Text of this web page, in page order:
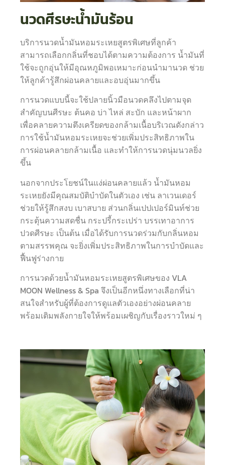
นวดศีรษะน้ำมันร้อน
บริการนวดน้ำมันหอมระเหยสูตรพิเศษที่ลูกค้า
สามารถเลือกกลิ่นที่ชอบได้ตามความต้องการ น้ำมันที่
ใช้จะถูกอุ่นให้มีอุณหภูมิพอเหมาะก่อนนำมานวด ช่วย
ให้ลูกค้ารู้สึกผ่อนคลายและอบอุ่นมากขึ้น
การนวดแบบนี้จะใช้ปลายนิ้วมือนวดคลึงไปตามจุด
สำคัญบนศีรษะ ต้นคอ บ่า ไหล่ สะบัก และหน้าผาก
เพื่อคลายความตึงเครียดของกล้ามเนื้อบริเวณดังกล่าว
การใช้น้ำมันหอมระเหยจะช่วยเพิ่มประสิทธิภาพใน
การผ่อนคลายกล้ามเนื้อ และทำให้การนวดนุ่มนวลยิ่ง
ขึ้น
นอกจากประโยชน์ในแง่ผ่อนคลายแล้ว น้ำมันหอม
ระเหยยังมีคุณสมบัติบำบัดในตัวเอง เช่น ลาเวนเดอร์
ช่วยให้รู้สึกสงบ เบาสบาย ส่วนกลิ่นเปปเปอร์มินท์ช่วย
กระตุ้นความสดชื่น กระปรี้กระเปร่า บรรเทาอาการ
ปวดศีรษะ เป็นต้น เมื่อได้รับการนวดร่วมกับกลิ่นหอม
ตามสรรพคุณ จะยิ่งเพิ่มประสิทธิภาพในการบำบัดและ
ฟื้นฟูร่างกาย
การนวดด้วยน้ำมันหอมระเหยสูตรพิเศษของ VLA
MOON Wellness & Spa จึงเป็นอีกหนึ่งทางเลือกที่น่า
สนใจสำหรับผู้ที่ต้องการดูแลตัวเองอย่างผ่อนคลาย
พร้อมเติมพลังกายใจให้พร้อมเผชิญกับเรื่องราวใหม่ ๆ